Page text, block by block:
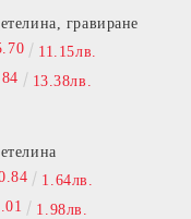
гравиране
11.15лв.
13.38лв.
1.64лв.
1.98лв.